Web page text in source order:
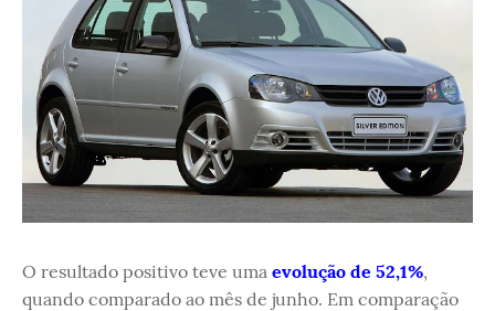
O resultado positivo teve uma evolução de 52,1%,
quando comparado ao mês de junho. Em comparação